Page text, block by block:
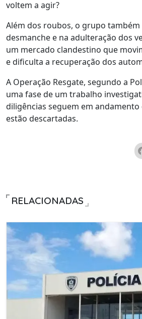
voltem a agir?
Além dos roubos, o grupo também
desmanche e na adulteração dos
um mercado clandestino que
e dificulta a recuperação dos
A Operação Resgate, segundo a
uma fase de um trabalho
diligências seguem em andamento
estão descartadas.
RELACIONADAS